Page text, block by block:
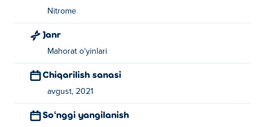
Nitrome
Janr
Mahorat oʻyinlari
Chiqarilish sanasi
avgust, 2021
Soʻnggi yangilanish